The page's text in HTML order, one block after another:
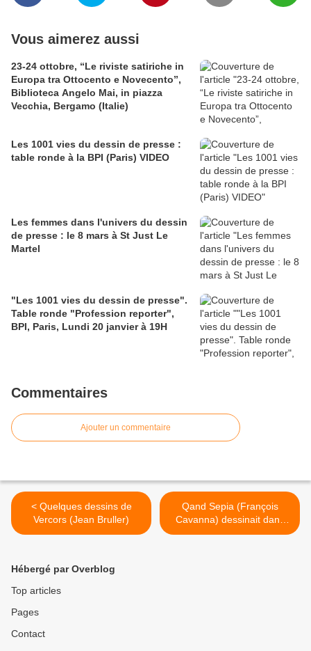
Vous aimerez aussi
23-24 ottobre, “Le riviste satiriche in
Europa tra Ottocento e Novecento”,
Biblioteca Angelo Mai, in piazza
Vecchia, Bergamo (Italie)
Les 1001 vies du dessin de presse :
table ronde à la BPI (Paris) VIDEO
Les femmes dans l'univers du dessin
de presse : le 8 mars à St Just Le
Martel
"Les 1001 vies du dessin de presse".
Table ronde "Profession reporter",
BPI, Paris, Lundi 20 janvier à 19H
Commentaires
Ajouter un commentaire
< Quelques dessins de
Vercors (Jean Bruller)
Qand Sepia (François
Cavanna) dessinait dans
Ridendo >
Hébergé par Overblog
Top articles
Pages
Contact